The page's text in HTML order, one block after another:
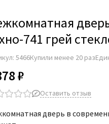
741 грей
5466Купили менее 20 раз
₽
Оставить отзыв
дверь в